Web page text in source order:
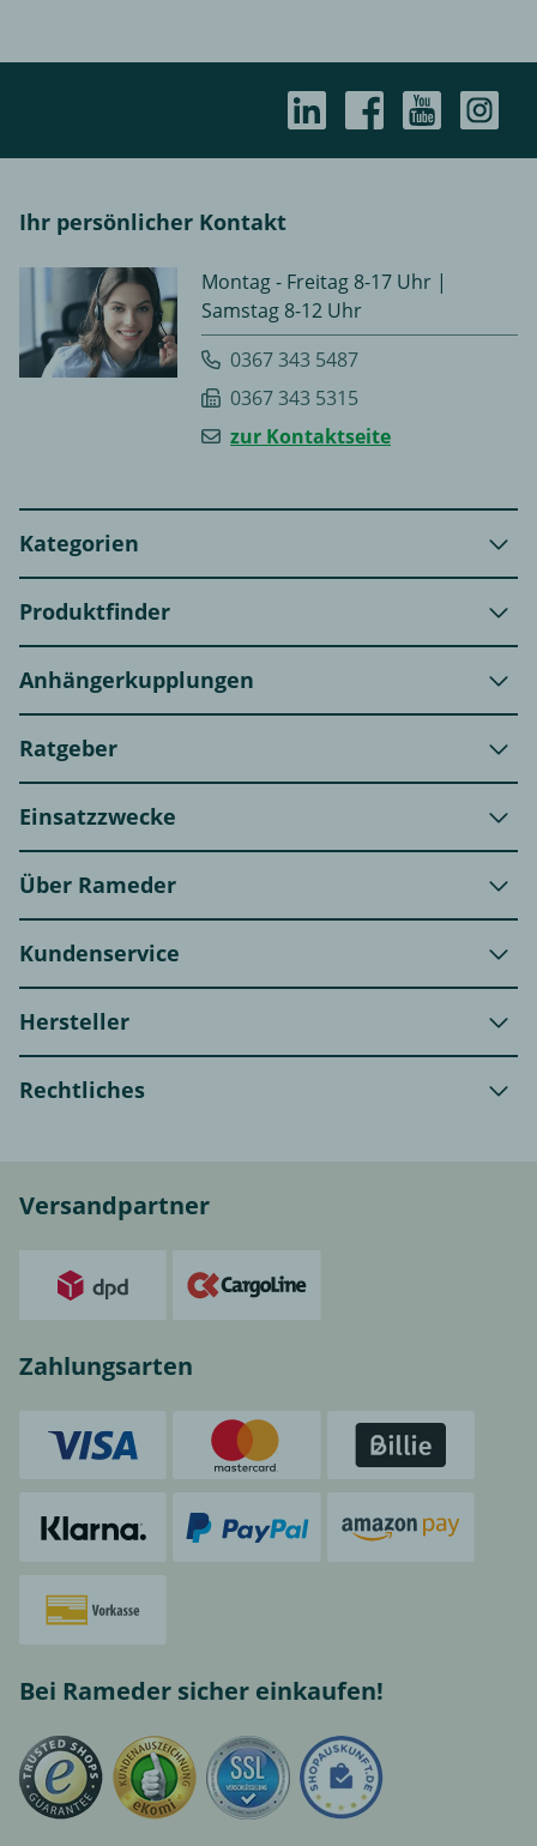
Ihr persönlicher Kontakt
Montag - Freitag 8-17 Uhr |
Samstag 8-12 Uhr
0367 343 5487
0367 343 5315
zur Kontaktseite
Kategorien
Produktfinder
Anhängerkupplungen
Ratgeber
Einsatzzwecke
Über Rameder
Kundenservice
Hersteller
Rechtliches
Versandpartner
Zahlungsarten
Bei Rameder sicher einkaufen!